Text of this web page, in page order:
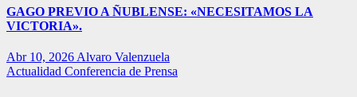
GAGO PREVIO A ÑUBLENSE: «NECESITAMOS LA
VICTORIA».
Abr 10, 2026 Alvaro Valenzuela
Actualidad Conferencia de Prensa